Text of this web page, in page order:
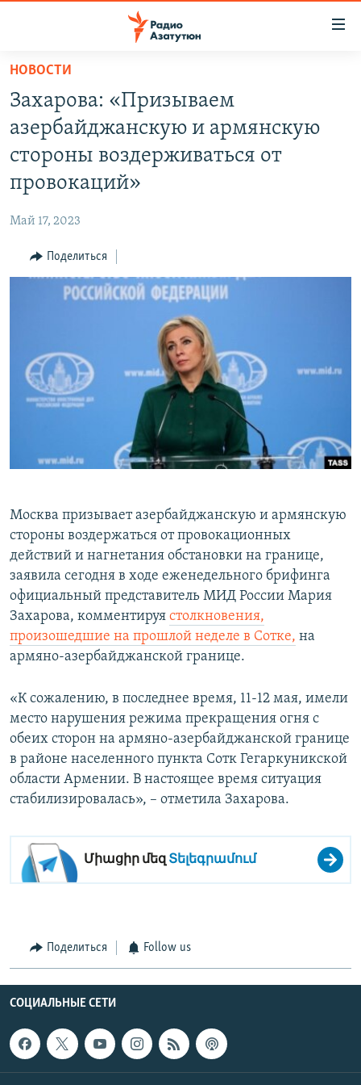
Перейти
основному
содержанию
Перейти
основной
Перейти
поиску
НОВОСТИ
ПОЛИТИКА
РЕГИОН
НАГОРНЫЙ КАРАБАХ
КУЛЬТУРА
Հայերեն
НОВОСТИ
Захарова: «Призываем
азербайджанскую и армянскую
стороны воздерживаться от
провокаций»
Май 17, 2023
Поделиться
Москва призывает азербайджанскую и армянскую
стороны воздержаться от провокационных
действий и нагнетания обстановки на границе,
заявила сегодня в ходе еженедельного брифинга
официальный представитель МИД России Мария
Захарова, комментируя столкновения,
произошедшие на прошлой неделе в Сотке, на
армяно-азербайджанской границе.
«К сожалению, в последнее время, 11-12 мая, имели
место нарушения режима прекращения огня с
обеих сторон на армяно-азербайджанской границе
в районе населенного пункта Сотк Гегаркуникской
области Армении. В настоящее время ситуация
стабилизировалась», – отметила Захарова.
Միացիր մեզ Տելեգրամում
Поделиться Follow us
СОЦИАЛЬНЫЕ СЕТИ